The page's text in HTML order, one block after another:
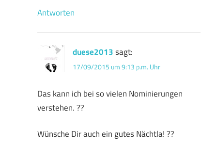
Antworten
duese2013sagt:
17/09/2015 um 9:13 p.m. Uhr
Das kann ich bei so vielen Nominierungen
verstehen. ??
Wünsche Dir auch ein gutes Nächtla! ??